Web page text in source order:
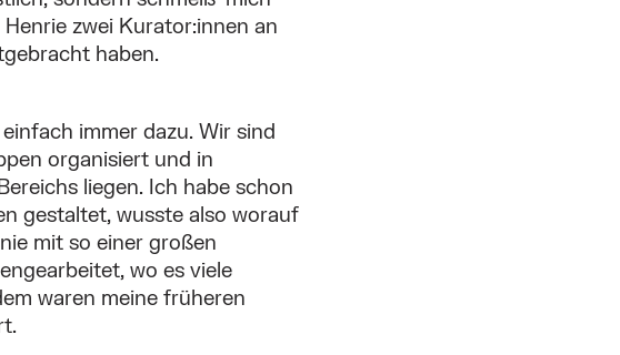
zwei Kurator:innen an
haben.
immer dazu. Wir sind
organisiert und in
liegen. Ich habe schon
gestaltet, wusste also worauf
mit so einer großen
wo es viele
waren meine früheren